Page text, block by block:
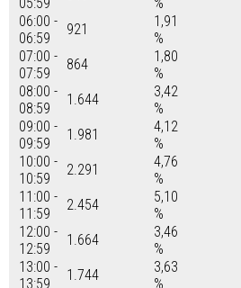
06:00 -
06:59
921
1,91
%
07:00 -
07:59
864
1,80
%
08:00 -
08:59
1.644
3,42
%
09:00 -
09:59
1.981
4,12
%
10:00 -
10:59
2.291
4,76
%
11:00 -
11:59
2.454
5,10
%
12:00 -
12:59
1.664
3,46
%
13:00 -
13:59
1.744
3,63
%